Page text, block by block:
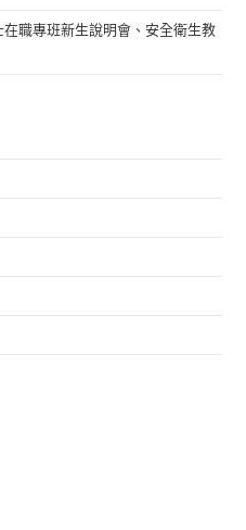
職專班新生說明會、安全衛生教